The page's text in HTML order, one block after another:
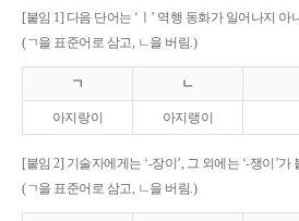
[붙임 1] 다음 단어는 ‘ㅣ’ 역행 동화가 일어나지
(ㄱ을 표준어로 삼고, ㄴ을 버림.)
ㄱ ㄴ
아지랑이 아지랭이
[붙임 2] 기술자에게는 ‘-장이’, 그 외에는 ‘-쟁이’
(ㄱ을 표준어로 삼고, ㄴ을 버림.)